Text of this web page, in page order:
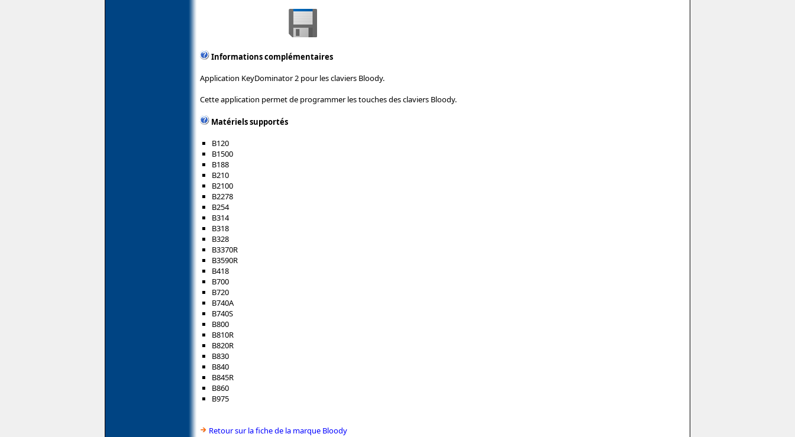
Informations complémentaires
Application KeyDominator 2 pour les claviers Bloody.
Cette application permet de programmer les touches des claviers Bloody.
Matériels supportés
B120
B1500
B188
B210
B2100
B2278
B254
B314
B318
B328
B3370R
B3590R
B418
B700
B720
B740A
B740S
B800
B810R
B820R
B830
B840
B845R
B860
B975
Retour sur la fiche de la marque Bloody